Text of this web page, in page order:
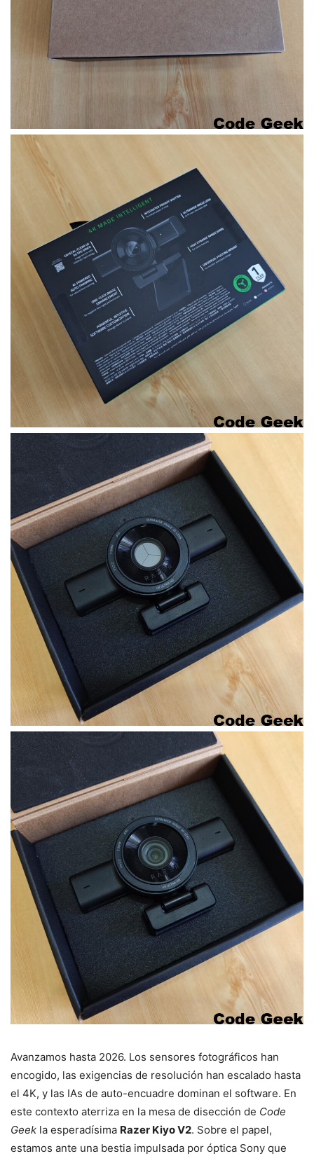
Avanzamos hasta 2026. Los sensores fotográficos han
encogido, las exigencias de resolución han escalado hasta
el 4K, y las IAs de auto-encuadre dominan el software. En
este contexto aterriza en la mesa de disección de Code
Geek la esperadísima Razer Kiyo V2. Sobre el papel,
estamos ante una bestia impulsada por óptica Sony que